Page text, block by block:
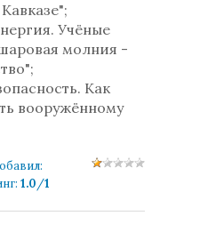
Учёные
молния -
Как
вооружённому
:
: 1.0/1